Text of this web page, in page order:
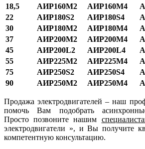
18,5
АИР160М2 АИР160М4
22
АИР180S2 АИР180S4
30
АИР180М2 АИР180М4
37
АИР200М2 АИР200М4
45
АИР200L2 АИР200L4
55
АИР225М2 АИР225М4
75
АИР250S2 АИР250S4
90
АИР250М2 АИР250М4
Продажа электродвигателей – наш
помочь Вам подобрать
Просто позвоните нашим
электродвигатели », и Вы получите
компетентную консультацию.